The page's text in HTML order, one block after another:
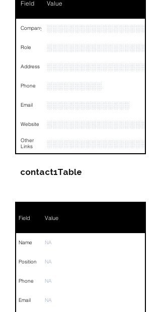
Email
Links NA
Field Value
Company
Role ░░░░░░░░░░░░░░░░░░░
Address
Phone ░░░░░░░░░░
Email ░░░░░░░░░░░░░░░
Website
Other
Links
contact1Table
Field Value
Name NA
Position NA
Phone NA
Email NA